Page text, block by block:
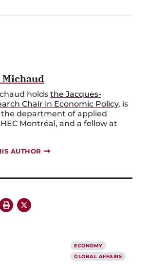
holds the Jacques-
Chair in Economic Policy, is
the department of applied
Montréal, and a fellow at
AUTHOR
ECONOMY
GLOBAL AFFAIRS